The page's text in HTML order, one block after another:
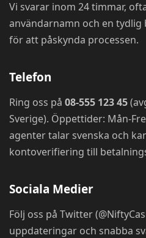
Vi svarar inom 24 timmar,
användarnamn och en
för att påskynda processen.
Telefon
Ring oss på 08-555 123 45
Sverige). Öppettider: Mån-Fre
agenter talar svenska och
kontoverifiering till
Sociala Medier
Följ oss på Twitter
uppdateringar och snabba